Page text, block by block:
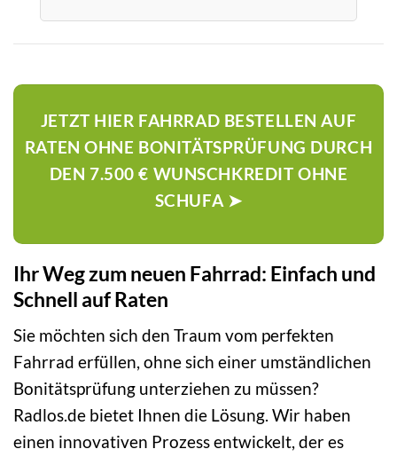
JETZT HIER FAHRRAD BESTELLEN AUF
RATEN OHNE BONITÄTSPRÜFUNG DURCH
DEN 7.500 € WUNSCHKREDIT OHNE
SCHUFA ➤
Ihr Weg zum neuen Fahrrad: Einfach und
Schnell auf Raten
Sie möchten sich den Traum vom perfekten
Fahrrad erfüllen, ohne sich einer umständlichen
Bonitätsprüfung unterziehen zu müssen?
Radlos.de bietet Ihnen die Lösung. Wir haben
einen innovativen Prozess entwickelt, der es